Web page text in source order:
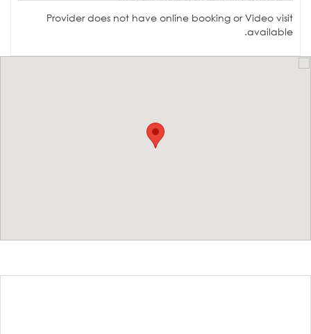
Provider does not have online booking or Video visit
available.